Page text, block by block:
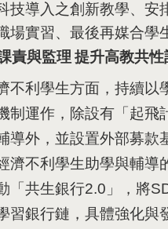
技導入之創新教學、安
場實習、最後再媒合學
責與監理 提升高教共性
不利學生方面，持續以
制運作，除設有「起飛
導外，並設置外部募款
濟不利學生助學與輔導
「共生銀行2.0 」，將
習銀行鏈，具體強化與